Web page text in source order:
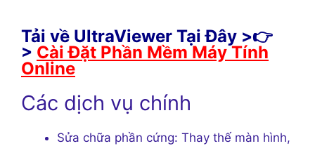
Tải về UltraViewer Tại Đây >👉
> Cài Đặt Phần Mềm Máy Tính
Online
Các dịch vụ chính
Sửa chữa phần cứng: Thay thế màn hình,